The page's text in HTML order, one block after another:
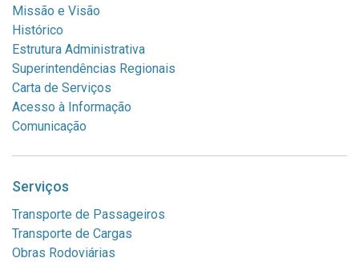
Missão e Visão
Histórico
Estrutura Administrativa
Superintendências Regionais
Carta de Serviços
Acesso à Informação
Comunicação
Serviços
Transporte de Passageiros
Transporte de Cargas
Obras Rodoviárias